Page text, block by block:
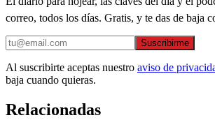
correo, todos los días. Gratis, y te das de baja
Suscribirme
Al suscribirte aceptas nuestro aviso de
baja cuando quieras.
Relacionadas